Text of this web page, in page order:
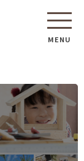
MENU